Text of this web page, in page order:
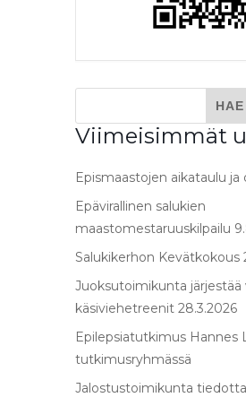
Viimeisimmät
Epismaastojen aikataulu ja
Epävirallinen salukien
maastomestaruuskilpailu
Salukikerhon Kevätkokous
Juoksutoimikunta järjestää
käsiviehetreenit 28.3.2026
Epilepsiatutkimus Hannes
tutkimusryhmässä
Jalostustoimikunta